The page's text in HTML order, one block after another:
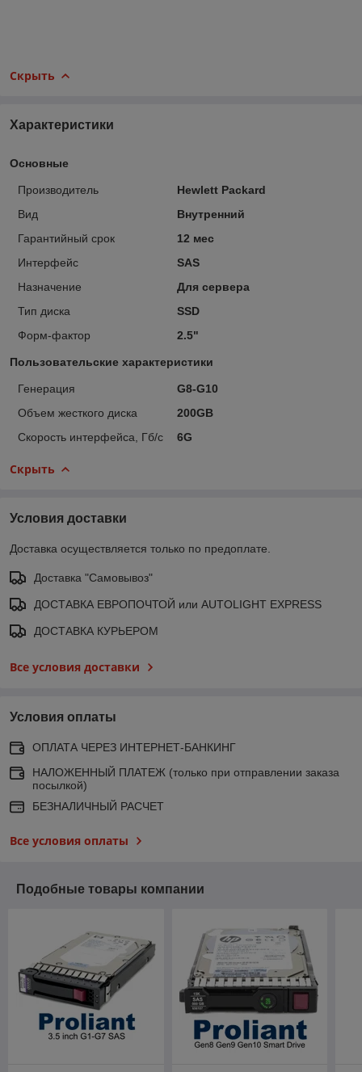
Скрыть
Характеристики
Основные
Производитель
Hewlett Packard
Вид
Внутренний
Гарантийный срок
12 мес
Интерфейс
SAS
Назначение
Для сервера
Тип диска
SSD
Форм-фактор
2.5"
Пользовательские характеристики
Генерация
G8-G10
Объем жесткого диска
200GB
Скорость интерфейса, Гб/с
6G
Скрыть
Условия доставки
Доставка осуществляется только по предоплате.
Доставка "Самовывоз"
ДОСТАВКА ЕВРОПОЧТОЙ или AUTOLIGHT EXPRESS
ДОСТАВКА КУРЬЕРОМ
Все условия доставки
Условия оплаты
ОПЛАТА ЧЕРЕЗ ИНТЕРНЕТ-БАНКИНГ
НАЛОЖЕННЫЙ ПЛАТЕЖ (только при отправлении заказа
посылкой)
БЕЗНАЛИЧНЫЙ РАСЧЕТ
Все условия оплаты
Подобные товары компании